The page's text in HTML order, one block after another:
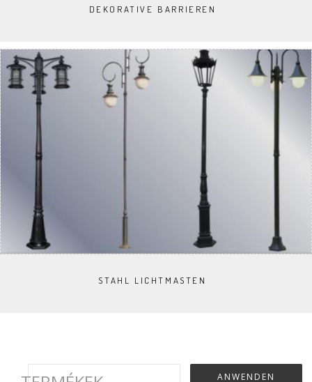
DEKORATIVE BARRIEREN
STAHL LICHTMASTEN